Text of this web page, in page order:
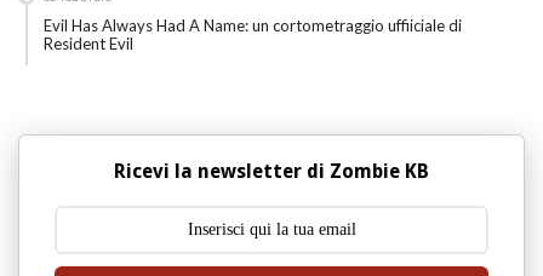
Evil Has Always Had A Name: un cortometraggio uffiiciale di
Resident Evil
Ricevi la newsletter di Zombie KB